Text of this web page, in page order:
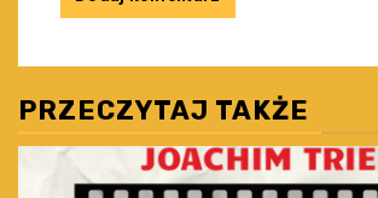
PRZECZYTAJ TAKŻE